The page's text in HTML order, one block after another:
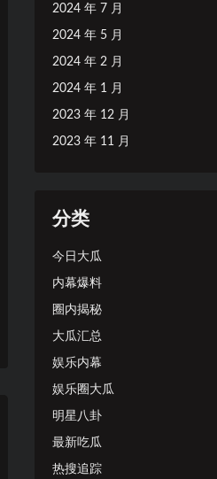
2024 年 7 月
2024 年 5 月
2024 年 2 月
2024 年 1 月
2023 年 12 月
2023 年 11 月
分类
今日大瓜
内幕爆料
圈内揭秘
大瓜汇总
娱乐内幕
娱乐圈大瓜
明星八卦
最新吃瓜
热搜追踪